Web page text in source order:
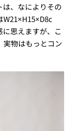
は、なによりその
思えますが、こ
実物はもっとコン